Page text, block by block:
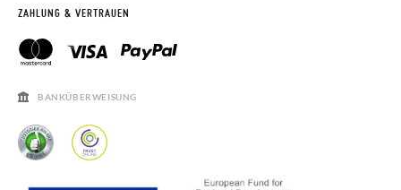
PISAMONAS CLUB
RECHTSHINWEISE
SALE
RETOURE BEANTRAGEN
KONTAKT
ÖFFNUNGSZEITEN
HÄUFIGKEIT DER BEANTWORTUNG VON FRAGEN
ZAHLUNG & VERTRAUEN
BANKÜBERWEISUNG